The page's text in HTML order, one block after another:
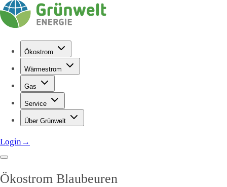
Ökostrom
Wärmestrom
Gas
Service
Über Grünwelt
Login→
Ökostrom Blaubeuren